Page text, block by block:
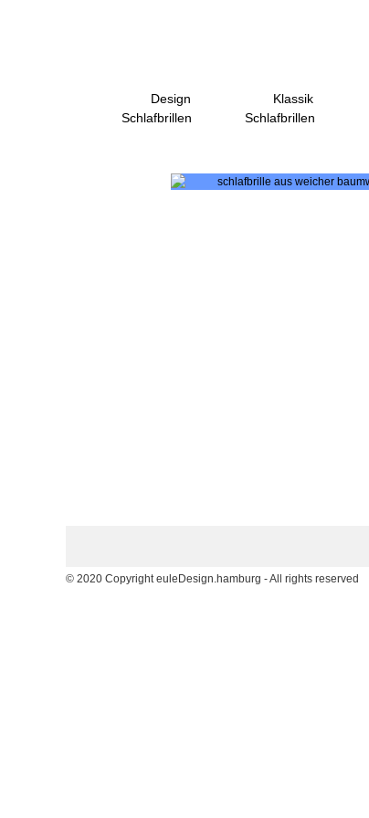
Design
Schlafbrillen
Klassik
Schlafbrillen
© 2020 Copyright euleDesign.hamburg - All rights reserved